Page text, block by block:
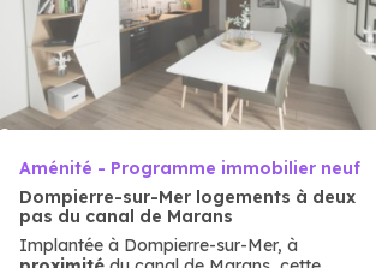
Aménité - Programme immobilier neuf
Dompierre-sur-Mer logements à deux
pas du canal de Marans
Implantée à Dompierre-sur-Mer, à